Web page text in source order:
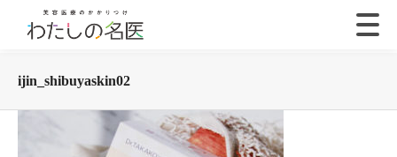
ijin_shibuyaskin02